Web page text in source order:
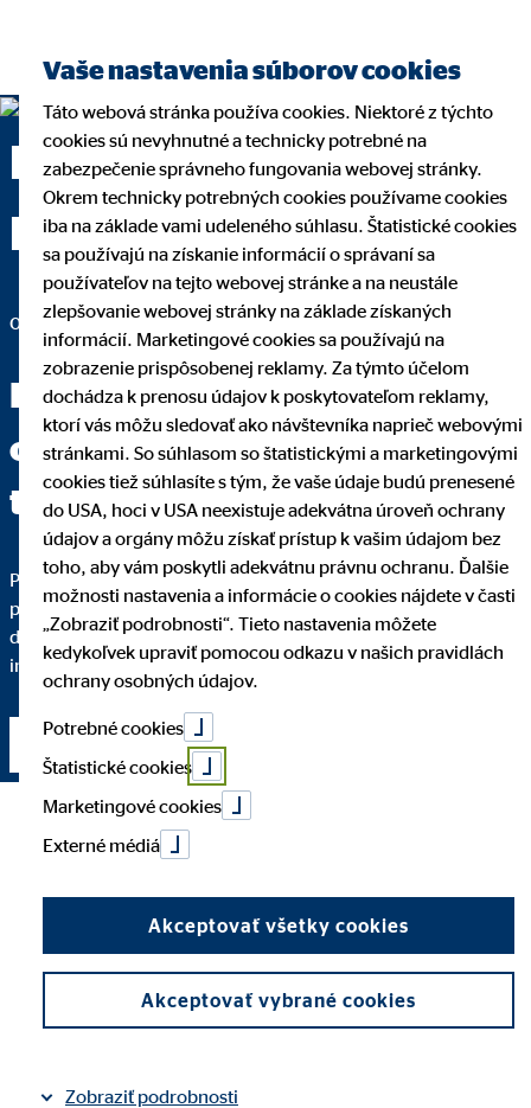
Margita Babicová —
Dolný Kubín
okresná vedúca pre OVB Allfinanz Slovensko a.s.
Keď dokážete jasne položiť
otázku, máte za sebou dve
tretiny cesty k odpovedi.
Pre kvalitné finančné sprostredkovanie je dôležité, aby ste
pochopili každý krok. Podrobne vám vysvetlím, prečo vám
dané finančné riešenie odporúčam a do akej miery spĺňa vaše
individuálne požiadavky.
Nadviazať kontakt
Vaše nastavenia súborov cookies
Táto webová stránka používa cookies. Niektoré z týchto
cookies sú nevyhnutné a technicky potrebné na
zabezpečenie správneho fungovania webovej stránky.
Okrem technicky potrebných cookies používame cookies
iba na základe vami udeleného súhlasu. Štatistické cookies
sa používajú na získanie informácií o správaní sa
používateľov na tejto webovej stránke a na neustále
zlepšovanie webovej stránky na základe získaných
informácií. Marketingové cookies sa používajú na
zobrazenie prispôsobenej reklamy. Za týmto účelom
dochádza k prenosu údajov k poskytovateľom reklamy,
ktorí vás môžu sledovať ako návštevníka naprieč webovými
stránkami. So súhlasom so štatistickými a marketingovými
cookies tiež súhlasíte s tým, že vaše údaje budú prenesené
do USA, hoci v USA neexistuje adekvátna úroveň ochrany
údajov a orgány môžu získať prístup k vašim údajom bez
toho, aby vám poskytli adekvátnu právnu ochranu. Ďalšie
možnosti nastavenia a informácie o cookies nájdete v časti
„Zobraziť podrobnosti“. Tieto nastavenia môžete
kedykoľvek upraviť pomocou odkazu v našich pravidlách
ochrany osobných údajov.
Potrebné cookies
Štatistické cookies
Marketingové cookies
Externé médiá
Akceptovať všetky cookies
Akceptovať vybrané cookies
Zobraziť podrobnosti